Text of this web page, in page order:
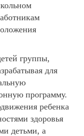
группы,
для
программу.
ребенка
здоровья
детьми, а